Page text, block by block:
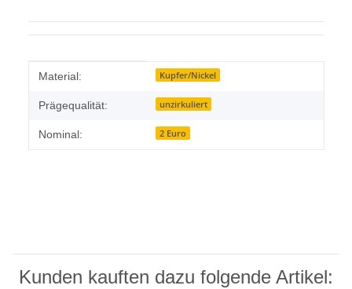
Produkteigenschaft
Wert
Material: Kupfer/Nickel
Prägequalität: unzirkuliert
Nominal: 2 Euro
Kunden kauften dazu folgende Artikel: